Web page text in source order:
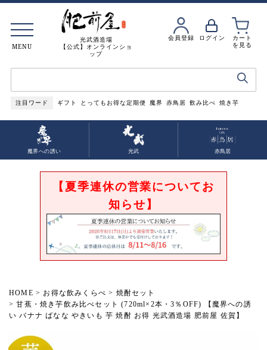
光武酒造場
【公式】オンラインショ
ップ
会員登録 ログイン
カート
を見る
注目ワード ギフト とってもお得な定期便 魔界 赤鳥居 飲み比べ 焼き芋
MENU
魔界への誘い 光武 赤鳥居
【夏季連休の営業についてお
知らせ】
HOME お得な飲みくらべ
焼酎セット
甘蕉・焼き芋飲み比べセット (720ml×2本・3％OFF) 【魔界への誘
い バナナ ばなな やきいも 芋 焼酎 お得 光武酒造場 肥前屋 佐賀】